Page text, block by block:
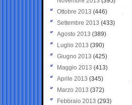
Ottobre 2013 (446)
Settembre 2013 (433)
Agosto 2013 (389)
Luglio 2013 (390)
Giugno 2013 (425)
Maggio 2013 (413)
Aprile 2013 (345)
Marzo 2013 (372)
Febbraio 2013 (293)